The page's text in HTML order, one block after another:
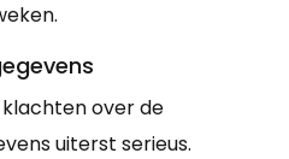
over de
uiterst serieus.